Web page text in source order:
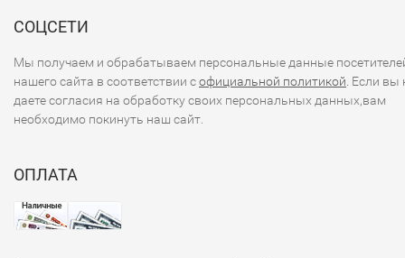
СОЦСЕТИ
Мы получаем и обрабатываем персональные данные
нашего сайта в соответствии софициальной политикой. Если вы
даете согласия на обработку своих персональных данных,вам
необходимо покинуть наш сайт.
ОПЛАТА